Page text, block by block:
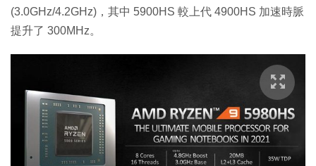
(3.0GHz/4.2GHz)，其中 5900HS 較上代 4900HS 加速時脈
提升了 300MHz。